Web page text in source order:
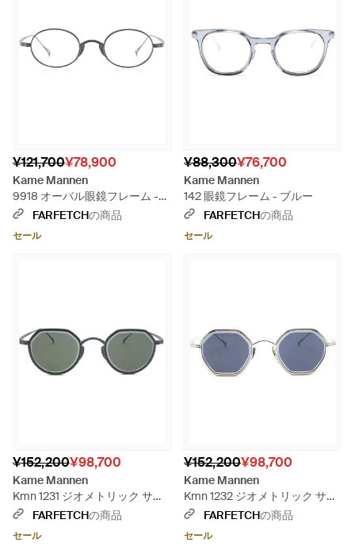
¥121,700¥78,900
Kame Mannen
9918 オーバル眼鏡フレーム -
メタリック
FARFETCHの商品
セール
¥88,300¥76,700
Kame Mannen
142 眼鏡フレーム - ブルー
FARFETCHの商品
セール
¥152,200¥98,700
Kame Mannen
Kmn 1231 ジオメトリック サン
グラス - グレー
FARFETCHの商品
セール
¥152,200¥98,700
Kame Mannen
Kmn 1232 ジオメトリック サン
グラス - ブルー
FARFETCHの商品
セール